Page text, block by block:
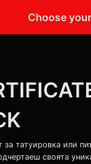
Choose
за татуировка или
своята